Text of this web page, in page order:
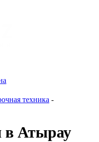
техника -
в Атырау